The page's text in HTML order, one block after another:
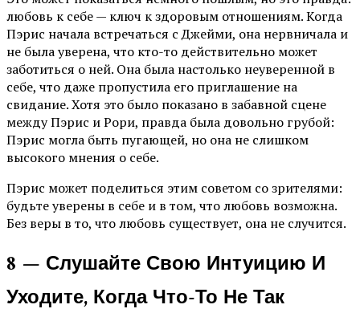
любовь к себе — ключ к здоровым отношениям. Когда
Пэрис начала встречаться с Джейми, она нервничала и
не была уверена, что кто-то действительно может
заботиться о ней. Она была настолько неуверенной в
себе, что даже пропустила его приглашение на
свидание. Хотя это было показано в забавной сцене
между Пэрис и Рори, правда была довольно грубой:
Пэрис могла быть пугающей, но она не слишком
высокого мнения о себе.
Пэрис может поделиться этим советом со зрителями:
будьте уверены в себе и в том, что любовь возможна.
Без веры в то, что любовь существует, она не случится.
8 — Слушайте Свою Интуицию И
Уходите, Когда Что-То Не Так